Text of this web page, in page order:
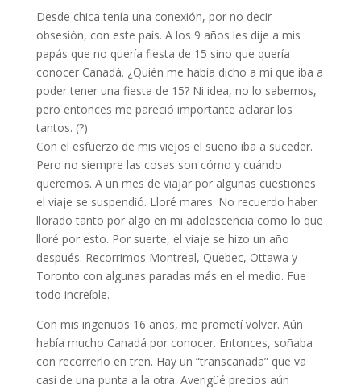
Desde chica tenía una conexión, por no decir
obsesión, con este país. A los 9 años les dije a mis
papás que no quería fiesta de 15 sino que quería
conocer Canadá. ¿Quién me había dicho a mí que iba a
poder tener una fiesta de 15? Ni idea, no lo sabemos,
pero entonces me pareció importante aclarar los
tantos. (?)
Con el esfuerzo de mis viejos el sueño iba a suceder.
Pero no siempre las cosas son cómo y cuándo
queremos. A un mes de viajar por algunas cuestiones
el viaje se suspendió. Lloré mares. No recuerdo haber
llorado tanto por algo en mi adolescencia como lo que
lloré por esto. Por suerte, el viaje se hizo un año
después. Recorrimos Montreal, Quebec, Ottawa y
Toronto con algunas paradas más en el medio. Fue
todo increíble.
Con mis ingenuos 16 años, me prometí volver. Aún
había mucho Canadá por conocer. Entonces, soñaba
con recorrerlo en tren. Hay un “transcanada” que va
casi de una punta a la otra. Averigüé precios aún